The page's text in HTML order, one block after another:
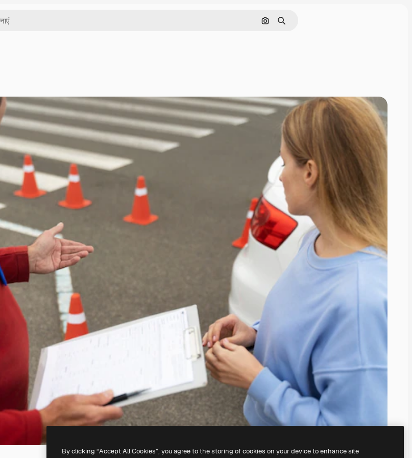
इमेज से खोजें
खोजें
By clicking “Accept All Cookies”, you agree to the storing of cookies on your device to enhance site